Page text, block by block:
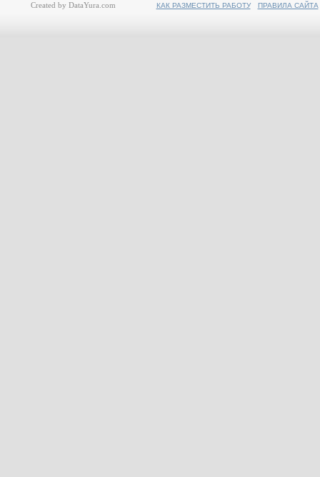
КАК РАЗМЕСТИТЬ РАБОТУ
ПРАВИЛА САЙТА
Created by DataYura.com